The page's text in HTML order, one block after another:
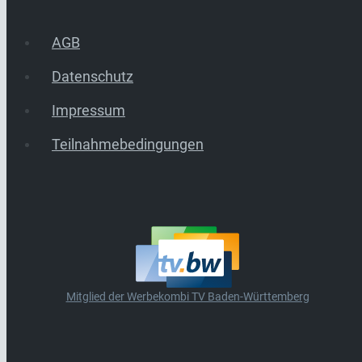
AGB
Datenschutz
Impressum
Teilnahmebedingungen
Mitglied der Werbekombi TV Baden-Württemberg